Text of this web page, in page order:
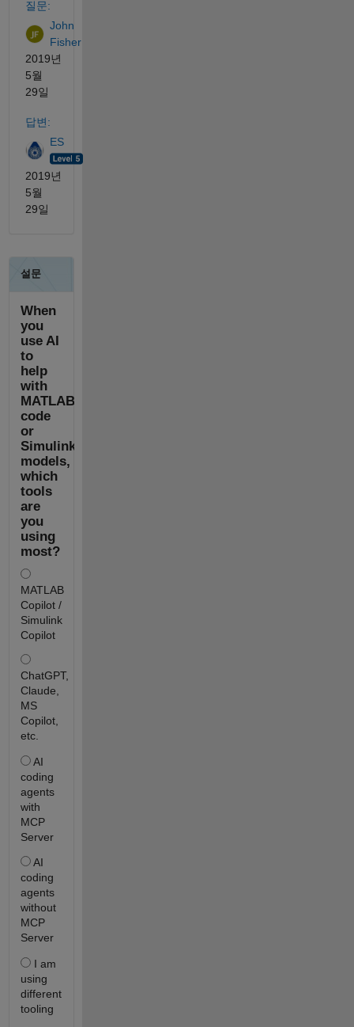
질문:
John
Fisher
2019년
5월
29일
답변:
ES
2019년
5월
29일